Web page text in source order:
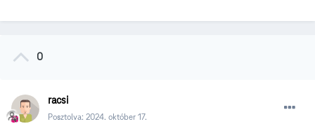
0
racsi
Posztolva: 2024. október 17.